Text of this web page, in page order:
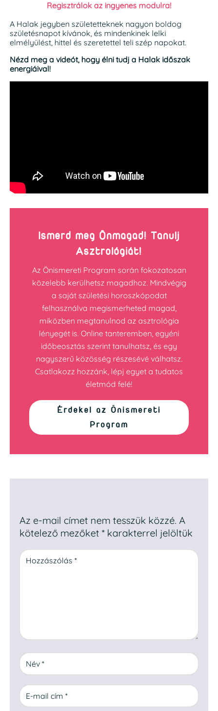
Regisztrálok az ingyenes modulra!
A Halak jegyben születetteknek nagyon boldog
születésnapot kívánok, és mindenkinek lelki
elmélyülést, hittel és szeretettel teli szép napokat.
Nézd meg a videót, hogy élni tudj a Halak időszak
energiáival!
Ismerd meg Önmagad! Tanulj
Asztrológiát!
Az Önismereti Program során fokozatosan
közelebb kerülhetsz magadhoz. Mindvégig
a saját születési horoszkópodat
felhasználva megismerheted magad,
miközben megtanulnod az asztrológia
lényegét is. Online tanteremben, egyéni
időbeosztás szerint tanulhatsz, és egy
nagyszerű közösség részesévé válhatsz.
Csatlakozz hozzánk, lépj egyet a tudatos
életmód felé!
Érdekel az Önismereti
Program
Az e-mail címet nem tesszük közzé. A
kötelező mezőket * karakterrel jelöltük